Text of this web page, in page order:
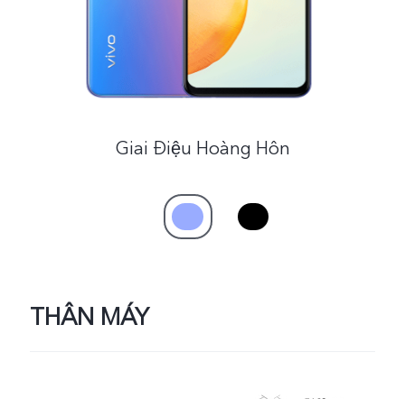
Việt Nam | Chọn quốc gia/khu vực
Giai Điệu Hoàng Hôn
THÂN MÁY